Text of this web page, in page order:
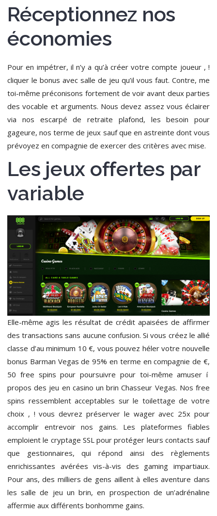
Réceptionnez nos
économies
Pour en impétrer, il n’y a qu’à créer votre compte joueur , !
cliquer le bonus avec salle de jeu qu’il vous faut. Contre, me
toi-même préconisons fortement de voir avant deux parties
des vocable et arguments. Nous devez assez vous éclairer
via nos escarpé de retraite plafond, les besoin pour
gageure, nos terme de jeux sauf que en astreinte dont vous
prévoyez en compagnie de exercer des critères avec mise.
Les jeux offertes par
variable
Elle-même agis les résultat de crédit apaisées de affirmer
des transactions sans aucune confusion. Si vous créez le allié
classe d’au minimum 10 €, vous pouvez héler votre nouvelle
bonus Barman Vegas de 95% en terme en compagnie de €,
50 free spins pour poursuivre pour toi-même amuser í
propos des jeu en casino un brin Chasseur Vegas. Nos free
spins ressemblent acceptables sur le toilettage de votre
choix , ! vous devrez préserver le wager avec 25x pour
accomplir entrevoir nos gains. Les plateformes fiables
emploient le cryptage SSL pour protéger leurs contacts sauf
que gestionnaires, qui répond ainsi des règlements
enrichissantes avérées vis-à-vis des gaming impartiaux.
Pour ans, des milliers de gens aillent à elles aventure dans
les salle de jeu un brin, en prospection de un’adrénaline
affermie aux différents bonhomme gains.